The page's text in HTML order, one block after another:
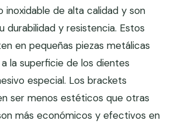
inoxidable de alta calidad y son
durabilidad y resistencia. Estos
en pequeñas piezas metálicas
la superficie de los dientes
especial. Los brackets
ser menos estéticos que otras
más económicos y efectivos en